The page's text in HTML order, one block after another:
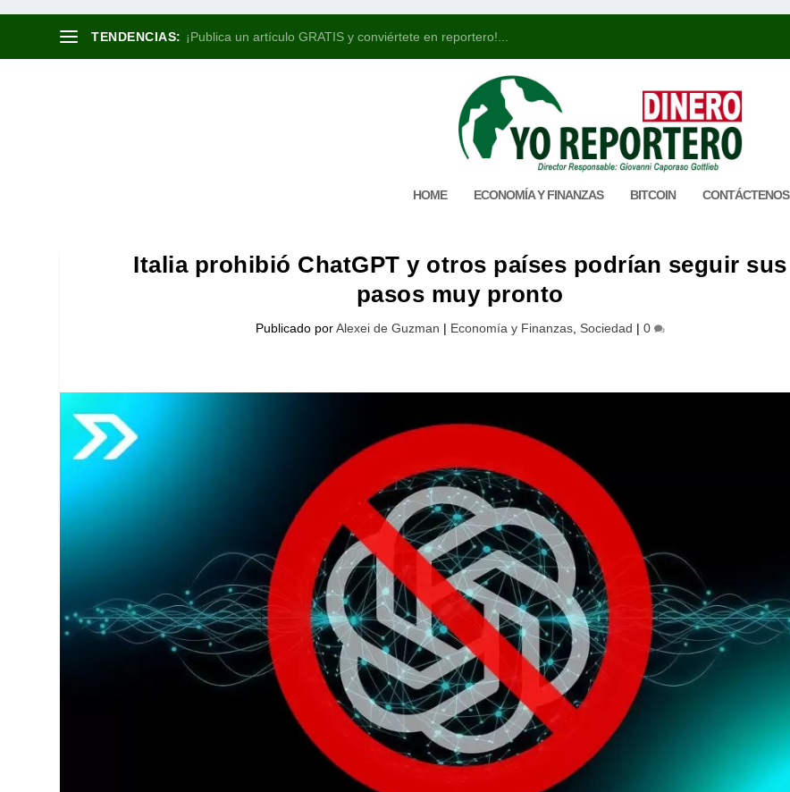
TENDENCIAS: ¡Publica un artículo GRATIS y conviértete en reportero!...
HOME ECONOMÍA Y FINANZAS BITCOIN CONTÁCTENOS
Italia prohibió ChatGPT y otros países podrían seguir sus
pasos muy pronto
Publicado porAlexei de Guzman | Economía y Finanzas, Sociedad | 0